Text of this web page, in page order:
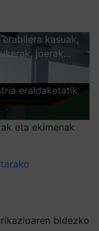
kasuak,
joerak…
eraldaketatik
eta ekimenak
bidezko